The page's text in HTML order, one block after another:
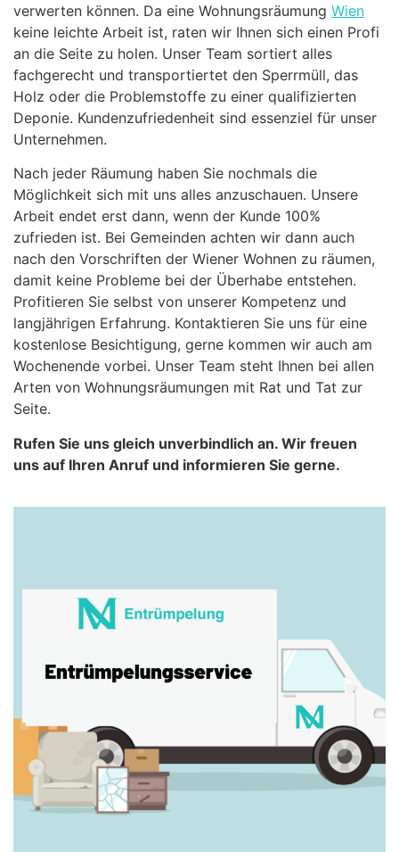
verwerten können. Da eine Wohnungsräumung Wien
keine leichte Arbeit ist, raten wir Ihnen sich einen Profi
an die Seite zu holen. Unser Team sortiert alles
fachgerecht und transportiertet den Sperrmüll, das
Holz oder die Problemstoffe zu einer qualifizierten
Deponie. Kundenzufriedenheit sind essenziel für unser
Unternehmen.
Nach jeder Räumung haben Sie nochmals die
Möglichkeit sich mit uns alles anzuschauen. Unsere
Arbeit endet erst dann, wenn der Kunde 100%
zufrieden ist. Bei Gemeinden achten wir dann auch
nach den Vorschriften der Wiener Wohnen zu räumen,
damit keine Probleme bei der Überhabe entstehen.
Profitieren Sie selbst von unserer Kompetenz und
langjährigen Erfahrung. Kontaktieren Sie uns für eine
kostenlose Besichtigung, gerne kommen wir auch am
Wochenende vorbei. Unser Team steht Ihnen bei allen
Arten von Wohnungsräumungen mit Rat und Tat zur
Seite.
Rufen Sie uns gleich unverbindlich an. Wir freuen
uns auf Ihren Anruf und informieren Sie gerne.